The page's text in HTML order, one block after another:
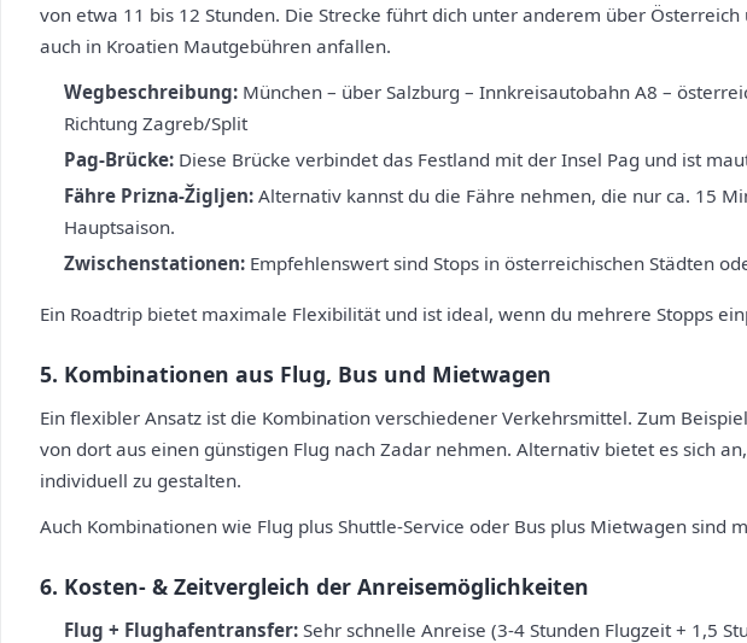
von etwa 11 bis 12 Stunden. Die Strecke führt dich unter anderem über
auch in Kroatien Mautgebühren anfallen.
Wegbeschreibung: München – über Salzburg – Innkreisautobahn A8 –
Richtung Zagreb/Split
Pag-Brücke: Diese Brücke verbindet das Festland mit der Insel Pag und ist
Fähre Prizna-Žigljen: Alternativ kannst du die Fähre nehmen, die nur ca. 15
Hauptsaison.
Zwischenstationen: Empfehlenswert sind Stops in österreichischen Städten
Ein Roadtrip bietet maximale Flexibilität und ist ideal, wenn du mehrere Stopps
5. Kombinationen aus Flug, Bus und Mietwagen
Ein flexibler Ansatz ist die Kombination verschiedener Verkehrsmittel. Zum
von dort aus einen günstigen Flug nach Zadar nehmen. Alternativ bietet es sich
individuell zu gestalten.
Auch Kombinationen wie Flug plus Shuttle-Service oder Bus plus Mietwagen
6. Kosten- & Zeitvergleich der Anreisemöglichkeiten
Flug + Flughafentransfer: Sehr schnelle Anreise (3-4 Stunden Flugzeit + 1,5